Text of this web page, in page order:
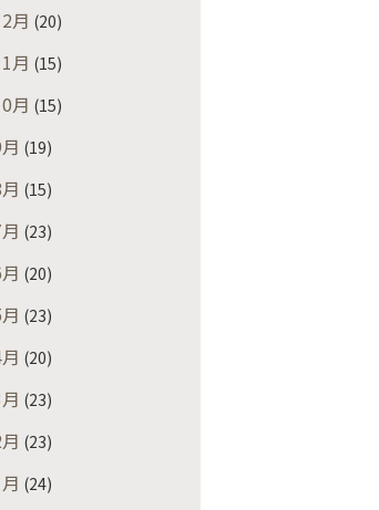
月 (20)
月 (15)
月 (15)
(19)
(15)
(23)
(20)
(23)
(20)
(23)
(23)
(24)